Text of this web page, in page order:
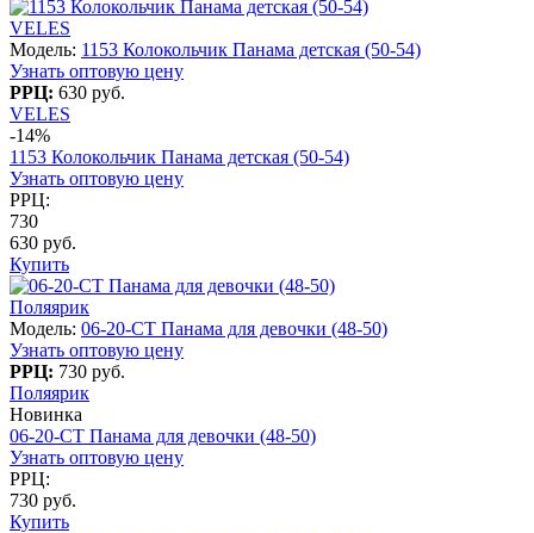
VELES
Модель: 1153 Колокольчик Панама детская (50-54)
Узнать оптовую цену
РРЦ: 630 руб.
VELES
-14%
1153 Колокольчик Панама детская (50-54)
Узнать оптовую цену
РРЦ:
730
630 руб.
Купить
Поляярик
Модель: 06-20-CT Панама для девочки (48-50)
Узнать оптовую цену
РРЦ: 730 руб.
Поляярик
Новинка
06-20-CT Панама для девочки (48-50)
Узнать оптовую цену
РРЦ:
730 руб.
Купить